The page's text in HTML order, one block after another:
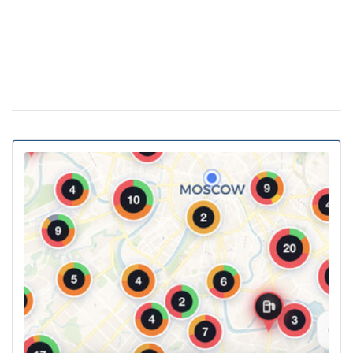
На Украину надвигается циклон Niksala: что
18 августа 16:36
Штрафы до 3400 грн: Кабмин предлагает
ужесточить наказание за нарушение комендантского
часа
10 июля 16:23 За животных в авто будут штрафовать и
лишать свободы: в КГГА напомнили о наказаниях для
водителей
02 июня 13:40 В Украину идет 38-градусная жара: где и
когда ожидается пик температуры
02 июня 12:46 Контрактовую площадь отдали на 2 года
датской фармкомпании для проекта борьбы с
диабетом